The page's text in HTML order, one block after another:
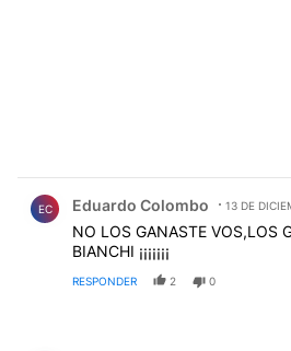
EC Eduardo Colombo 13 DE
NO LOS GANASTE VOS,LOS
BIANCHI ¡¡¡¡¡¡¡
RESPONDER 2 0